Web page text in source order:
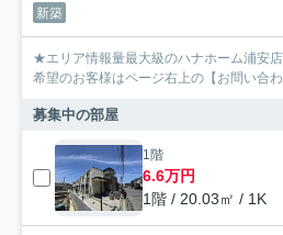
新築
★エリア情報量最大級のハナホーム浦安店
希望のお客様はページ右上の【お問い合
募集中の部屋
1階
6.6万円
1階 / 20.03㎡ / 1K